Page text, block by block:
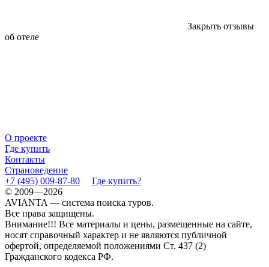
Закрыть отзывы
об отеле
О проекте
Где купить
Контакты
Страноведение
+7 (495) 009-87-80
Где купить?
© 2009—2026
AVIANTA — система поиска туров.
Все права защищены.
Внимание!!! Все материалы и цены, размещенные на сайте,
носят справочный характер и не являются публичной
офертой, определяемой положениями Ст. 437 (2)
Гражданского кодекса РФ.